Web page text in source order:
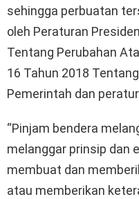
sehingga perbuatan
oleh Peraturan
Tentang Perubahan
16 Tahun 2018
Pemerintah dan
“Pinjam bendera
melanggar prinsip dan
membuat dan
atau memberikan